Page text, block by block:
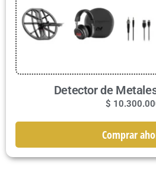
Detector de
$
Comprar